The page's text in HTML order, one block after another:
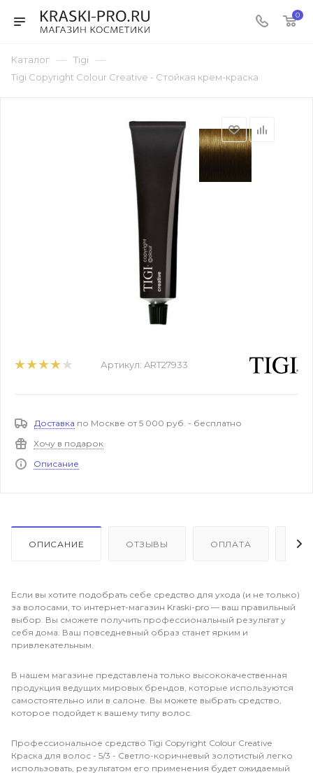
0
Каталог — Tigi —
Tigi Copyright Colour Creative - Стойкая крем-краска
Артикул: ART27933
Доставка по Москве от 5 000 руб. - бесплатно
Хочу в подарок
Описание
ОПИСАНИЕ ОТЗЫВЫ ОПЛАТА
Если вы хотите подобрать себе средство для ухода (и не только)
за волосами, то интернет-магазин Kraski-pro — ваш правильный
выбор. Вы сможете получить профессиональный результат у
себя дома. Ваш повседневный образ станет ярким и
привлекательным.
В нашем магазине представлена только высококачественная
продукция ведущих мировых брендов, которые используются
самостоятельно или в салоне. Вы можете выбрать средство,
которое подойдет к вашему типу волос.
Профессиональное средство Tigi Copyright Сolour Creative
Краска для волос - 5/3 - Светло-коричневый золотистый легко
использовать, результатом его применения будет ожидаемый